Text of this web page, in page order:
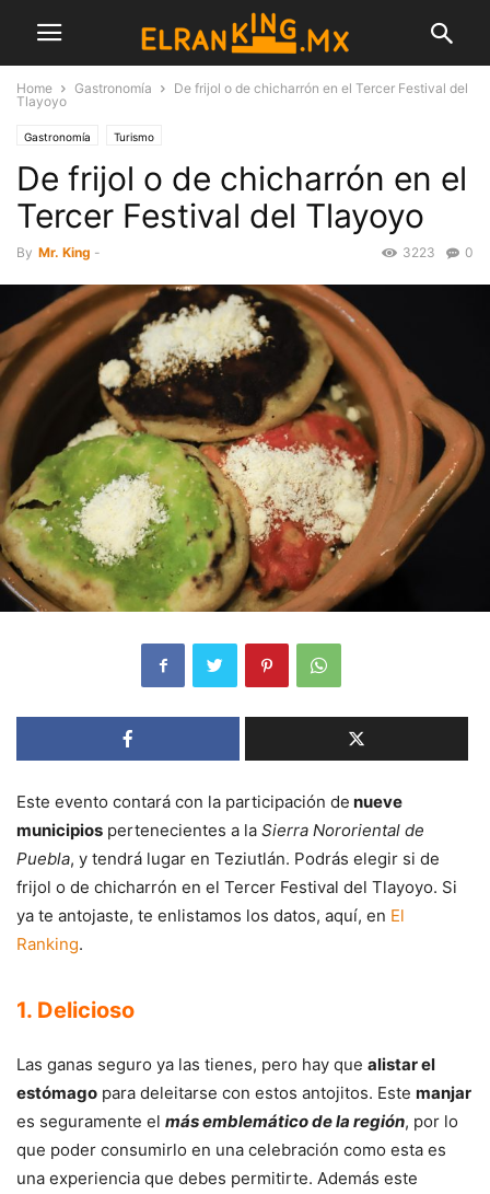
Home Gastronomía
De frijol o de chicharrón en el Tercer Festival del
Tlayoyo
Gastronomía Turismo
De frijol o de chicharrón en el
Tercer Festival del Tlayoyo
By Mr. King - 0
3223
Este evento contará con la participación de nueve
municipios pertenecientes a la Sierra Nororiental de
Puebla, y tendrá lugar en Teziutlán. Podrás elegir si de
frijol o de chicharrón en el Tercer Festival del Tlayoyo. Si
ya te antojaste, te enlistamos los datos, aquí, en El
Ranking.
1. Delicioso
Las ganas seguro ya las tienes, pero hay que alistar el
estómago para deleitarse con estos antojitos. Este manjar
es seguramente el más emblemático de la región, por lo
que poder consumirlo en una celebración como esta es
una experiencia que debes permitirte. Además este